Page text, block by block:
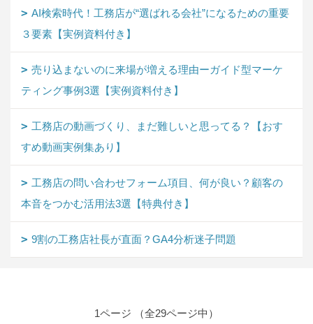
AI検索時代！工務店が“選ばれる会社”になるための重要
３要素【実例資料付き】
売り込まないのに来場が増える理由ーガイド型マーケ
ティング事例3選【実例資料付き】
工務店の動画づくり、まだ難しいと思ってる？【おす
すめ動画実例集あり】
工務店の問い合わせフォーム項目、何が良い？顧客の
本音をつかむ活用法3選【特典付き】
9割の工務店社長が直面？GA4分析迷子問題
1ページ （全29ページ中）